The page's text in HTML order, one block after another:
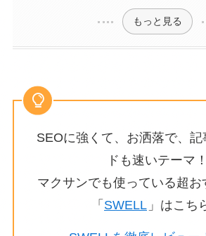
もっと見る
SEOに強くて、お洒落で、
ドも速いテーマ！
マクサンでも使っている超お
「 SWELL 」はこち